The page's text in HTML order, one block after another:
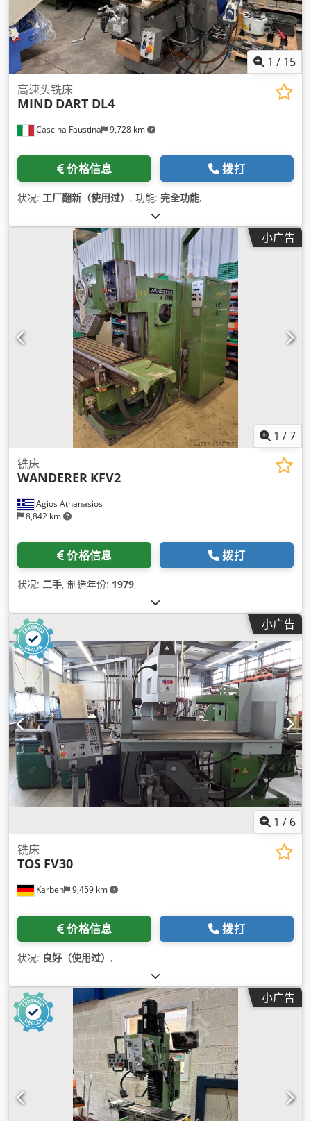
1 / 15
Cascina Faustina 9,728 km
高速头铣床
MIND DART DL4
价格信息 拨打
状况: 工厂翻新（使用过） , 功能: 完全功能,
小广告
1 /7
Agios Athanasios
8,842 km
铣床
WANDERER KFV2
价格信息 拨打
状况: 二手, 制造年份: 1979,
小广告
1 / 6
Karben 9,459 km
铣床
TOS FV30
价格信息 拨打
状况: 良好（使用过） ,
小广告